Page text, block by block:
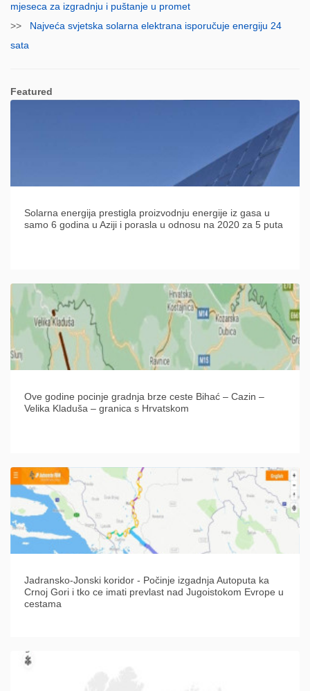
mjeseca za izgradnju i puštanje u promet
>> Najveća svjetska solarna elektrana isporučuje energiju 24
sata
Featured
Solarna energija prestigla proizvodnju energije iz gasa u
samo 6 godina u Aziji i porasla u odnosu na 2020 za 5 puta
Ove godine pocinje gradnja brze ceste Bihać – Cazin –
Velika Kladuša – granica s Hrvatskom
Jadransko-Jonski koridor - Počinje izgadnja Autoputa ka
Crnoj Gori i tko ce imati prevlast nad Jugoistokom Evrope u
cestama